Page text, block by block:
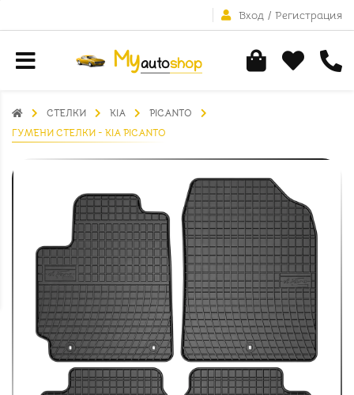
Вход / Регистрация
СТЕЛКИ KIA
PICANTO
ГУМЕНИ СТЕЛКИ - KIA PICANTO